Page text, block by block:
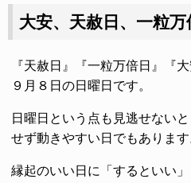
大安、天赦日、一粒
『天赦日』『一粒万倍日』『
９月８日の日曜日です。
日曜日という点も見逃せない
せず動きやすい日でもあります
縁起のいい日に「するといい